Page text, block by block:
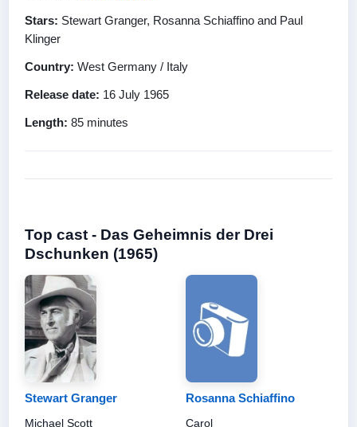
Stars: Stewart Granger, Rosanna Schiaffino and Paul
Klinger
Country: West Germany / Italy
Release date: 16 July 1965
Length: 85 minutes
Top cast - Das Geheimnis der Drei
Dschunken (1965)
Stewart Granger
Michael Scott
Rosanna Schiaffino
Carol